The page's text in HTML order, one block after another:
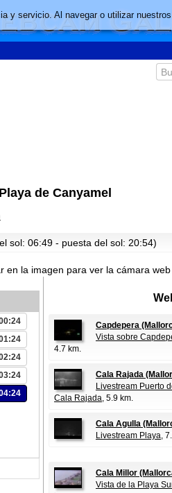
de Canyamel
sol: 06:49 - puesta del sol: 20:54)
en la imagen para ver la cámara web
Capdepera
Vista sobre
4.7 km.
Cala Rajada
Livestream Puerto
Cala Rajada, 5.9 km.
Cala Agulla
Livestream Playa,
Cala Millor
Vista de la Playa
y servicio. Al navegar o utilizar